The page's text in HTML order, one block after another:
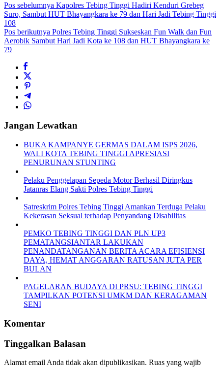
Pos sebelumnya Kapolres Tebing Tinggi Hadiri Kenduri Grebeg
Suro, Sambut HUT Bhayangkara ke 79 dan Hari Jadi Tebing Tinggi
108
Pos berikutnya Polres Tebing Tinggi Sukseskan Fun Walk dan Fun
Aerobik Sambut Hari Jadi Kota ke 108 dan HUT Bhayangkara ke
79
Jangan Lewatkan
BUKA KAMPANYE GERMAS DALAM ISPS 2026,
WALI KOTA TEBING TINGGI APRESIASI
PENURUNAN STUNTING
Pelaku Penggelapan Sepeda Motor Berhasil Diringkus
Jatanras Elang Sakti Polres Tebing Tinggi
Satreskrim Polres Tebing Tinggi Amankan Terduga Pelaku
Kekerasan Seksual terhadap Penyandang Disabilitas
PEMKO TEBING TINGGI DAN PLN UP3
PEMATANGSIANTAR LAKUKAN
PENANDATANGANAN BERITA ACARA EFISIENSI
DAYA, HEMAT ANGGARAN RATUSAN JUTA PER
BULAN
PAGELARAN BUDAYA DI PRSU: TEBING TINGGI
TAMPILKAN POTENSI UMKM DAN KERAGAMAN
SENI
Komentar
Tinggalkan Balasan
Alamat email Anda tidak akan dipublikasikan. Ruas yang wajib